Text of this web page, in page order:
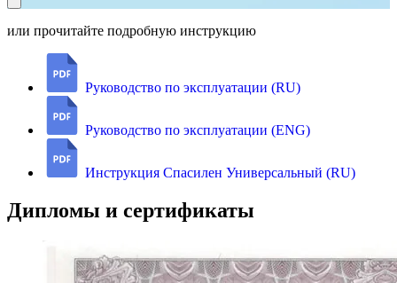
или прочитайте подробную инструкцию
Руководство по эксплуатации (RU)
Руководство по эксплуатации (ENG)
Инструкция Спасилен Универсальный (RU)
Дипломы и сертификаты